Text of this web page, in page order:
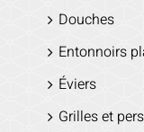
Douches
Entonnoirs
Éviers
Grilles et